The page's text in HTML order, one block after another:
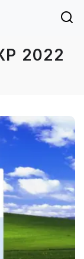
2022